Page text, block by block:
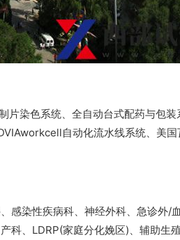
染色系统、全自动台式配药与包
自动化流水线系统、美
感染性疾病科、神经外科、急诊外/
、LDRP(家庭分化娩区)、辅助生